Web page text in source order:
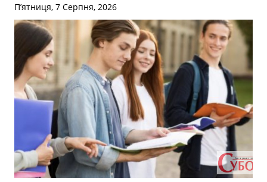
П’ятниця, 7 Серпня, 2026